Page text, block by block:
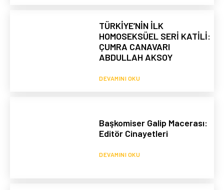
TÜRKİYE’NİN İLK
HOMOSEKSÜEL SERİ KATİLİ:
ÇUMRA CANAVARI
ABDULLAH AKSOY
DEVAMINI OKU
Başkomiser Galip Macerası:
Editör Cinayetleri
DEVAMINI OKU